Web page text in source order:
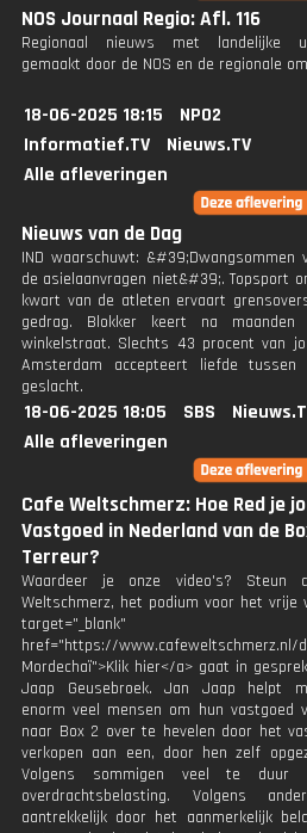
NOS Journaal Regio: Afl. 116
Regionaal nieuws met landelijke
gemaakt door de NOS en de regionale
18-06-2025 18:15
NPO2
Informatief.TV
Nieuws.TV
Alle afleveringen
Nieuws van de Dag
IND waarschuwt: &#39;Dwangsommen
de asielaanvragen niet&#39;. Topsport
kwart van de atleten ervaart
gedrag. Blokker keert na
winkelstraat. Slechts 43 procent van
Amsterdam accepteert liefde tussen
geslacht.
18-06-2025 18:05 SBS
Alle afleveringen
Cafe Weltschmerz: Hoe Red je
Vastgoed in Nederland van de
Terreur?
Waardeer je onze video's? Steun
Weltschmerz, het podium voor het vrije
target="_blank"
href="https://www.cafeweltschmerz.nl/
Mordechaï">Klik hier</a> gaat in
Jaap Geusebroek. Jan Jaap helpt
enorm veel mensen om hun vastgoed
naar Box 2 over te hevelen door het
verkopen aan een, door hen zelf
Volgens sommigen veel te duur
overdrachtsbelasting. Volgens
aantrekkelijk door het aanmerkelijk